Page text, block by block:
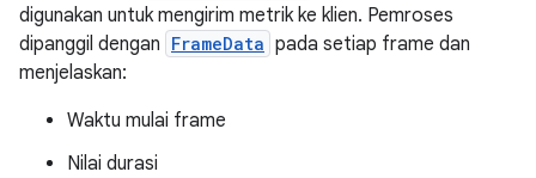
digunakan untuk mengirim metrik ke klien. Pemroses
dipanggil dengan FrameData pada setiap frame dan
menjelaskan:
Waktu mulai frame
Nilai durasi